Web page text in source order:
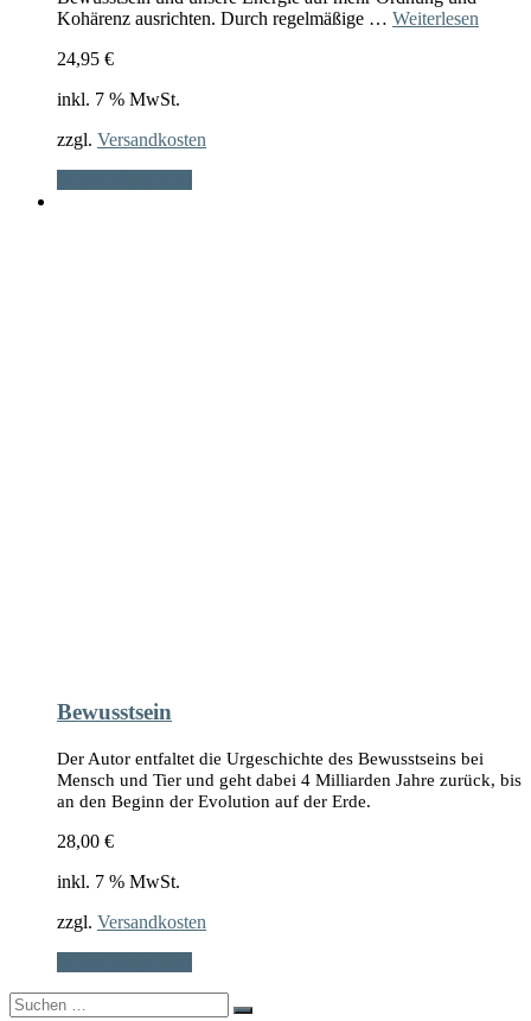
Kohärenz ausrichten. Durch regelmäßige … Weiterlesen
24,95 €
inkl. 7 % MwSt.
zzgl. Versandkosten
Bewusstsein
Der Autor entfaltet die Urgeschichte des Bewusstseins bei
Mensch und Tier und geht dabei 4 Milliarden Jahre zurück, bis
an den Beginn der Evolution auf der Erde.
28,00 €
inkl. 7 % MwSt.
zzgl. Versandkosten
Search